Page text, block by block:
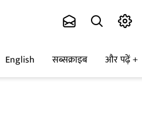
English सब्सक्राइब और पढ़ें